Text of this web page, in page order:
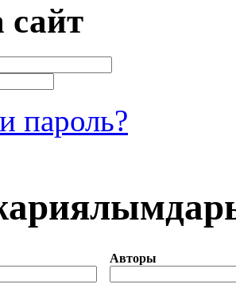
сайт
пароль?
Авторы